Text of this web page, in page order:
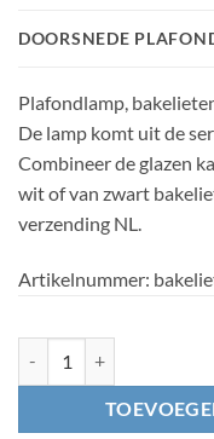
DOORSNEDE
Plafondlamp,
De lamp komt uit de
Combineer de glazen
wit of van zwart
verzending NL.
Artikelnummer: